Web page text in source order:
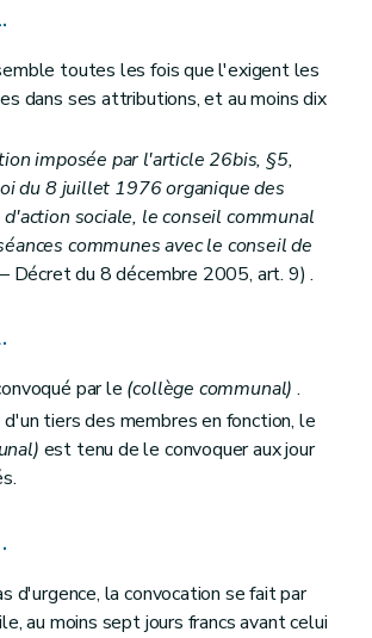
L2214-3
L2214-5
L2214-6
L2214-7
L2214-9
L2214-10
L2214-11
L2214-12
Administration de la province
premier Le personnel de la province
première
L2222-2
2 Travaux concernant plusieurs provinces ou plusieurs communes
L2222-3
III Administration de certains services provinciaux
première
section 2 Régies provinciales autonomes
Art. L2223-4
Art. L2223-5
toutes les fois que l'exigent les
dans ses attributions, et au moins dix
imposée par l'article 26bis, §5,
du 8 juillet 1976 organique des
sociale, le conseil communal
communes avec le conseil de
– Décret du 8 décembre 2005, art. 9) .
par le (collège communal) .
tiers des membres en fonction, le
est tenu de le convoquer aux jour
d'urgence, la convocation se fait par
au moins sept jours francs avant celui